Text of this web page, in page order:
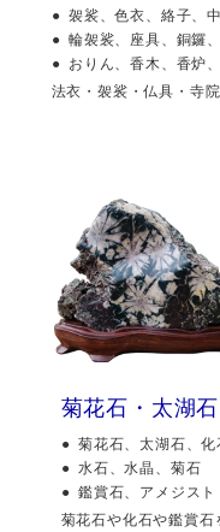
袈裟、色衣、絡子、
輪袈裟、座具、銅鑼
おりん、香木、香炉
法衣・袈裟・仏具・寺
菊花石・太湖
菊花石、太湖石、化
水石、水晶、菊石
鑑賞石、アメジス
菊花石や化石や鑑賞石